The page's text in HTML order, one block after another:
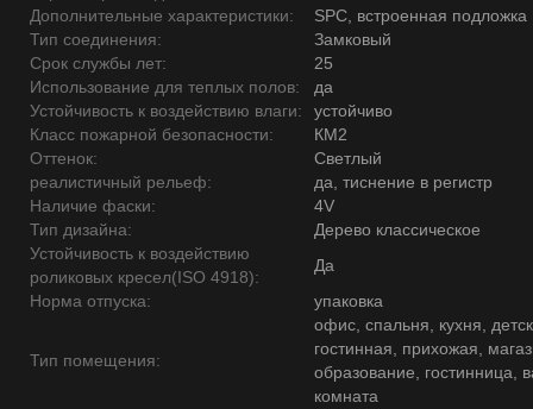
Дополнительные характеристики:
SPC, встроенная подложка
Тип соединения:
Замковый
Срок службы лет:
25
Использование для теплых полов:
да
Устойчивость к воздействию влаги:
устойчиво
Класс пожарной безопасности:
КМ2
Оттенок:
Светлый
реалистичный рельеф:
да, тиснение в регистр
Наличие фаски:
4V
Тип дизайна:
Дерево классическое
Устойчивость к воздействию
роликовых кресел(ISO 4918):
Да
Норма отпуска:
упаковка
Тип помещения:
офис, спальня, кухня,
гостинная, прихожая,
образование, гостинница,
комната